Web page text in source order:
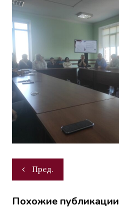
Навигация
по
записям
Пред.
Похожие публикации